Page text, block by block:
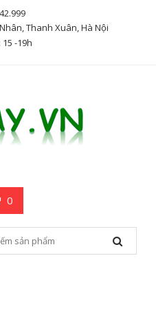
Thanh Xuân, Hà Nội
15 -19h
0